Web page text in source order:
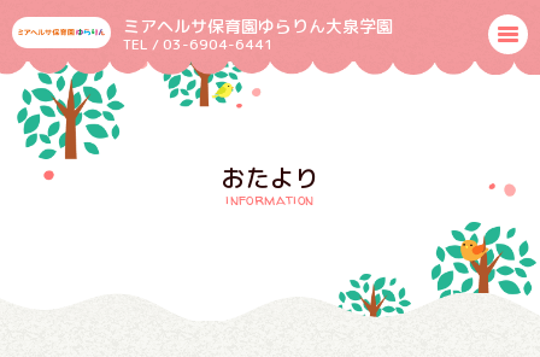
ミアヘルサ保育園ゆらりん大泉学園
TEL / 03-6904-6441
おたより
information